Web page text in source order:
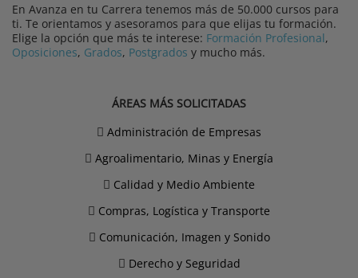
En Avanza en tu Carrera tenemos más de 50.000 cursos para
ti. Te orientamos y asesoramos para que elijas tu formación.
Elige la opción que más te interese: Formación Profesional,
Oposiciones, Grados, Postgrados y mucho más.
ÁREAS MÁS SOLICITADAS
Administración de Empresas
Agroalimentario, Minas y Energía
Calidad y Medio Ambiente
Compras, Logística y Transporte
Comunicación, Imagen y Sonido
Derecho y Seguridad